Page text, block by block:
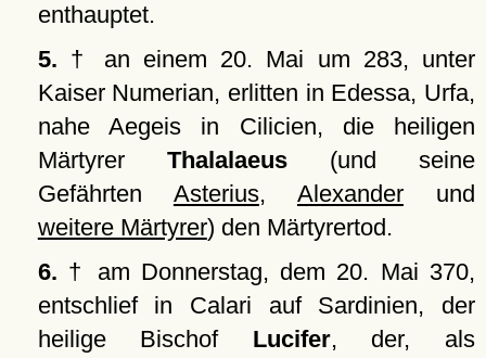
enthauptet.
5. † an einem 20. Mai um 283, unter
Kaiser Numerian, erlitten in Edessa, Urfa,
nahe Aegeis in Cilicien, die heiligen
Märtyrer Thalalaeus(und seine
Gefährten Asterius, Alexanderund
weitere Märtyrer) den Märtyrertod.
6. † am Donnerstag, dem 20. Mai 370,
entschlief in Calari auf Sardinien, der
heilige Bischof Lucifer, der, als